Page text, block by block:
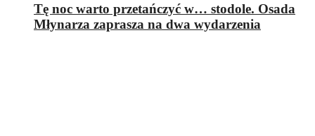
Tę noc warto przetańczyć w… stodole. Osada
Młynarza zaprasza na dwa wydarzenia